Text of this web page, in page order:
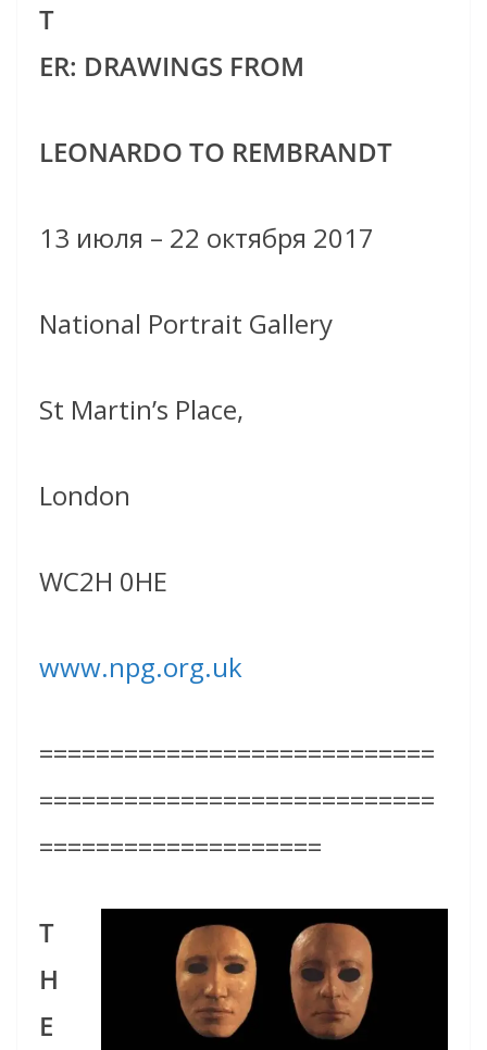
T
ER: DRAWINGS FROM
LEONARDO TO REMBRANDT
13 июля – 22 октября 2017
National Portrait Gallery
St Martin’s Place,
London
WC2H 0HE
www.npg.org.uk
============================
============================
====================
T
H
E